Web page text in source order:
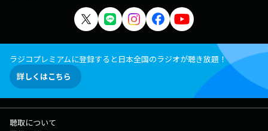
ラジコプレミアムに登録すると日本全国のラジオが聴き放題！
詳しくはこちら
聴取について